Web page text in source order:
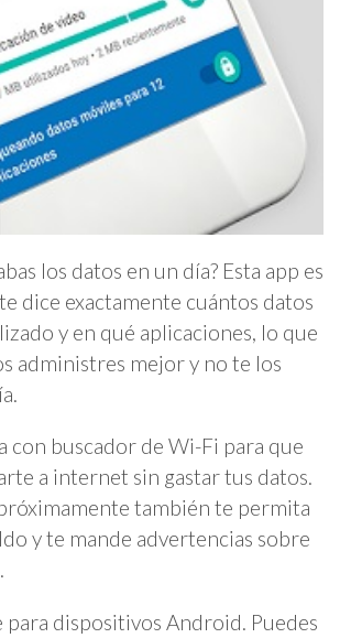
los datos en un día? Esta app es
dice exactamente cuántos datos
y en qué aplicaciones, lo que
administres mejor y no te los
con buscador de Wi-Fi para que
a internet sin gastar tus datos.
también te permita
y te mande advertencias sobre
para dispositivos Android. Puedes